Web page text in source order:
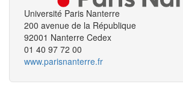
Université Paris Nanterre
200 avenue de la République
92001 Nanterre Cedex
01 40 97 72 00
www.parisnanterre.fr